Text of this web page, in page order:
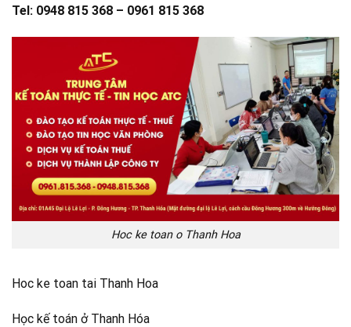
Tel: 0948 815 368 – 0961 815 368
Hoc ke toan o Thanh Hoa
Hoc ke toan tai Thanh Hoa
Học kế toán ở Thanh Hóa